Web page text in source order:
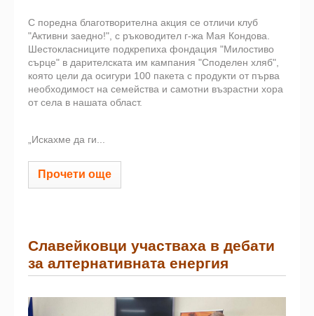
С поредна благотворителна акция се отличи клуб
"Активни заедно!", с ръководител г-жа Мая Кондова.
Шестокласниците подкрепиха фондация "Милостиво
сърце" в дарителската им кампания "Споделен хляб",
която цели да осигури 100 пакета с продукти от първа
необходимост на семейства и самотни възрастни хора
от села в нашата област.
„Искахме да ги...
Прочети още
Славейковци участваха в дебати
за алтернативната енергия